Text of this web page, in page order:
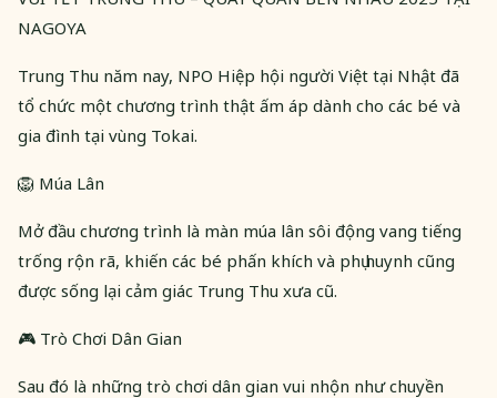
NAGOYA
Trung Thu năm nay, NPO Hiệp hội người Việt tại Nhật đã
tổ chức một chương trình thật ấm áp dành cho các bé và
gia đình tại vùng Tokai.
🦁 Múa Lân
Mở đầu chương trình là màn múa lân sôi động vang tiếng
trống rộn rã, khiến các bé phấn khích và phụ huynh cũng
được sống lại cảm giác Trung Thu xưa cũ.
🎮 Trò Chơi Dân Gian
Sau đó là những trò chơi dân gian vui nhộn như chuyền